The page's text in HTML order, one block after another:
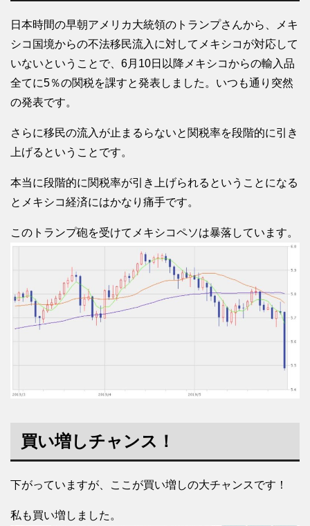
日本時間の早朝アメリカ大統領のトランプさんから、メキ
シコ国境からの不法移民流入に対してメキシコが対応して
いないということで、6月10日以降メキシコからの輸入品
全てに5％の関税を課すと発表しました。いつも通り突然
の発表です。
さらに移民の流入が止まるらないと関税率を段階的に引き
上げるということです。
本当に段階的に関税率が引き上げられるということになる
とメキシコ経済にはかなり痛手です。
このトランプ砲を受けてメキシコペソは暴落しています。
買い増しチャンス！
下がっていますが、ここが買い増しの大チャンスです！
私も買い増しました。